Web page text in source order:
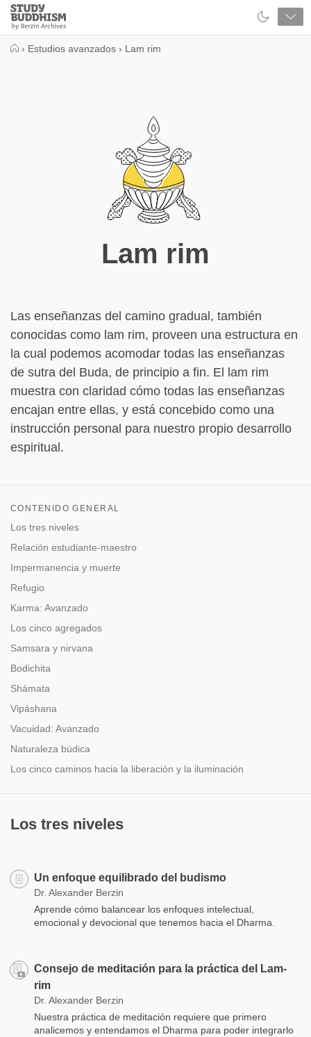
Close
Study
Buddhism
› Estudios avanzados › Lam rim
Lam rim
Las enseñanzas del camino gradual, también
conocidas como lam rim, proveen una estructura en
la cual podemos acomodar todas las enseñanzas
de sutra del Buda, de principio a fin. El lam rim
muestra con claridad cómo todas las enseñanzas
encajan entre ellas, y está concebido como una
instrucción personal para nuestro propio desarrollo
espiritual.
CONTENIDO GENERAL
Los tres niveles
Relación estudiante-maestro
Impermanencia y muerte
Refugio
Karma: Avanzado
Los cinco agregados
Samsara y nirvana
Bodichita
Shámata
Vipáshana
Vacuidad: Avanzado
Naturaleza búdica
Los cinco caminos hacia la liberación y la iluminación
Los tres niveles
Un enfoque equilibrado del budismo
Dr. Alexander Berzin
Aprende cómo balancear los enfoques intelectual,
emocional y devocional que tenemos hacia el Dharma.
Consejo de meditación para la práctica del Lam-
rim
Dr. Alexander Berzin
Nuestra práctica de meditación requiere que primero
analicemos y entendamos el Dharma para poder integrarlo